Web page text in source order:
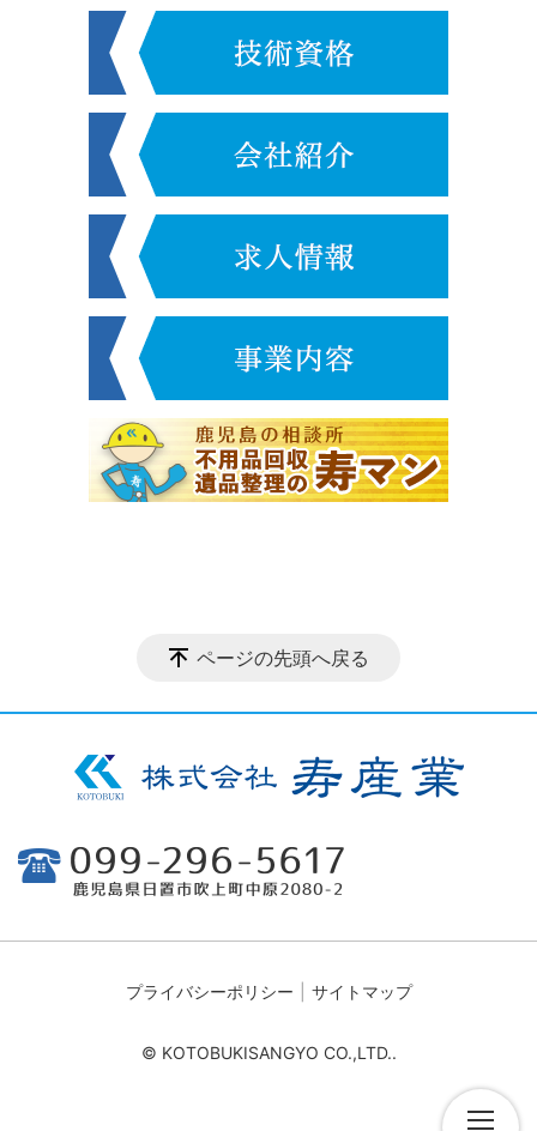
ページの先頭へ戻る
プライバシーポリシー サイトマップ
© KOTOBUKISANGYO CO.,LTD..